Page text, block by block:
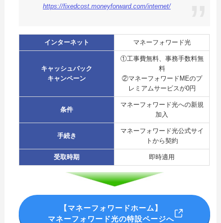
https://fixedcost.moneyforward.com/internet/
インターネット マネーフォワード光
キャッシュバック
キャンペーン
①工事費無料、事務手数料無
料
②マネーフォワードMEのプ
レミアムサービスが0円
条件
マネーフォワード光への新規
加入
手続き
マネーフォワード光公式サイ
トから契約
受取時期 即時適用
【マネーフォワードホーム】
マネーフォワード光の特設ページへ